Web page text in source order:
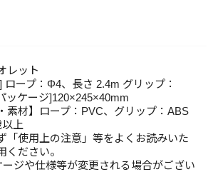
レット
ロープ：Φ4、長さ 2.4m グリップ：
ッケージ]120×245×40mm
素材】ロープ：PVC、グリップ：ABS
以上
「使用上の注意」等をよくお読みいた
ください。
ジや仕様等が変更される場合がござい